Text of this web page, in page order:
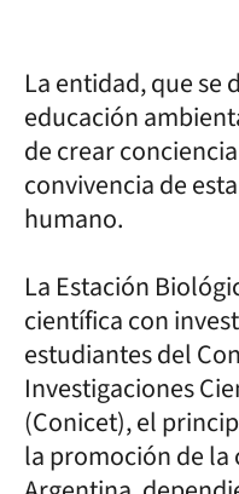
La entidad, que se
educación
de crear
convivencia de
humano.
La Estación
científica con
estudiantes del
Investigaciones
(Conicet),el
la promoción de la